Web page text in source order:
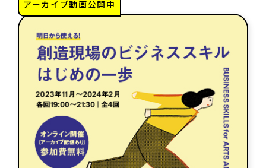
講座情報
気になる講座を探す
講座ラインアップ
公開中のアーカイブ動画
2025年度 過去の講座
アーカイブ動画公開中